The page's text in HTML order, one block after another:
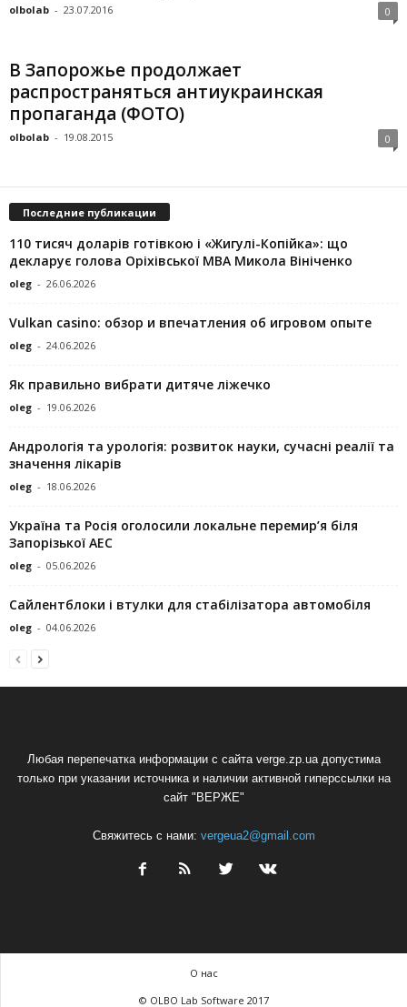
olbolab - 23.07.2016 0
В Запорожье продолжает
распространяться антиукраинская
пропаганда (ФОТО)
olbolab - 19.08.2015 0
Последние публикации
110 тисяч доларів готівкою і «Жигулі-Копійка»: що
декларує голова Оріхівської МВА Микола Вініченко
oleg - 26.06.2026
Vulkan casino: обзор и впечатления об игровом опыте
oleg - 24.06.2026
Як правильно вибрати дитяче ліжечко
oleg - 19.06.2026
Андрологія та урологія: розвиток науки, сучасні реалії та
значення лікарів
oleg - 18.06.2026
Україна та Росія оголосили локальне перемир’я біля
Запорізької АЕС
oleg - 05.06.2026
Сайлентблоки і втулки для стабілізатора автомобіля
oleg - 04.06.2026
Любая перепечатка информации с сайта verge.zp.ua допустима
только при указании источника и наличии активной гиперссылки на
сайт "ВЕРЖЕ"
Свяжитесь с нами: vergeua2@gmail.com
О нас
© OLBO Lab Software 2017